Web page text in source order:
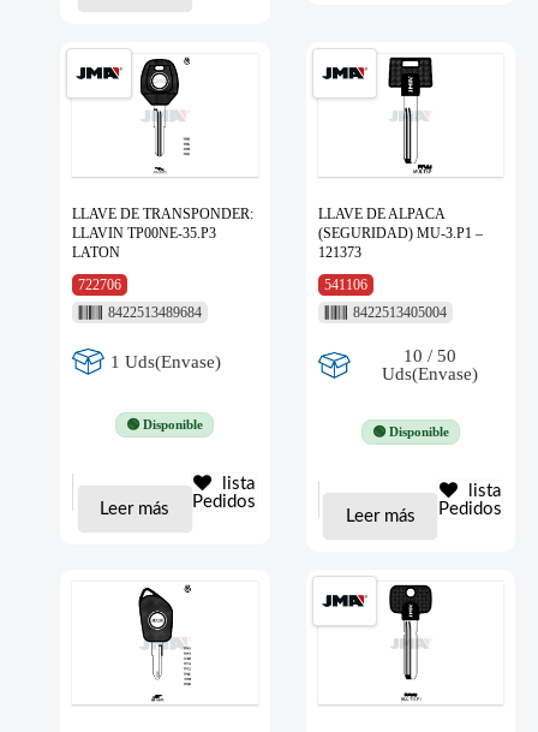
LLAVE DE TRANSPONDER:
LLAVIN TP00NE-35.P3
LATON
722706
8422513489684
1 Uds(Envase)
🟢 Disponible
Leer más
lista
Pedidos
LLAVE DE ALPACA
(SEGURIDAD) MU-3.P1 –
121373
541106
8422513405004
10 / 50
Uds(Envase)
🟢 Disponible
Leer más
lista
Pedidos